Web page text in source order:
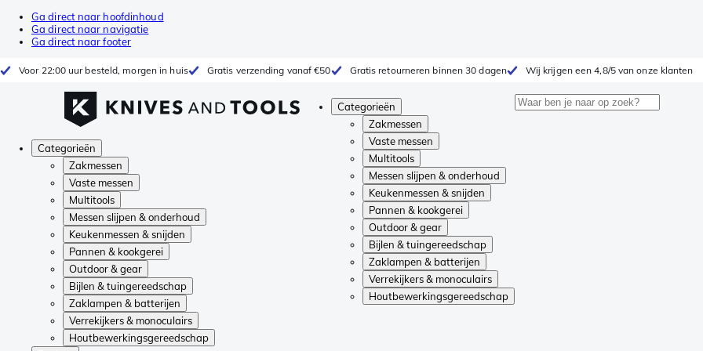
Ga direct naar hoofdinhoud
Ga direct naar navigatie
Ga direct naar footer
Voor 22:00 uur besteld, morgen in huis Gratis verzending vanaf €50 Gratis retourneren binnen 30 dagen Wij krijgen een 4,8/5 van onze klanten
Categorieën
Zakmessen
Vaste messen
Multitools
Messen slijpen & onderhoud
Keukenmessen & snijden
Pannen & kookgerei
Outdoor & gear
Bijlen & tuingereedschap
Zaklampen & batterijen
Verrekijkers & monoculairs
Houtbewerkingsgereedschap
Categorieën
Zakmessen
Vaste messen
Multitools
Messen slijpen & onderhoud
Keukenmessen & snijden
Pannen & kookgerei
Outdoor & gear
Bijlen & tuingereedschap
Zaklampen & batterijen
Verrekijkers & monoculairs
Houtbewerkingsgereedschap